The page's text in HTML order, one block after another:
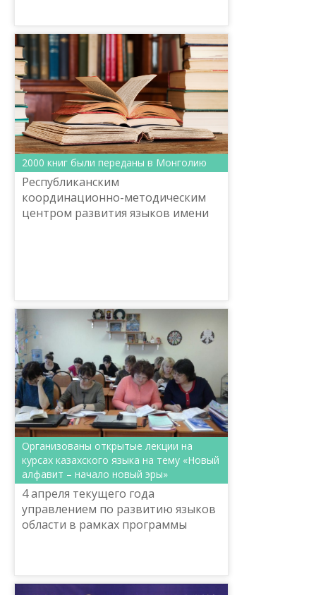
2000 книг были переданы в Монголию
Республиканским
координационно-методическим
центром развития языков имени
Организованы открытые лекции на
курсах казахского языка на тему «Новый
алфавит – начало новый эры»
4 апреля текущего года
управлением по развитию языков
области в рамках программы
к...